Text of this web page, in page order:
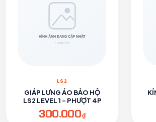
LS2
GIÁP LƯNG ÁO BẢO HỘ
LS2 LEVEL 1 - PHƯỢT 4P
300.000₫